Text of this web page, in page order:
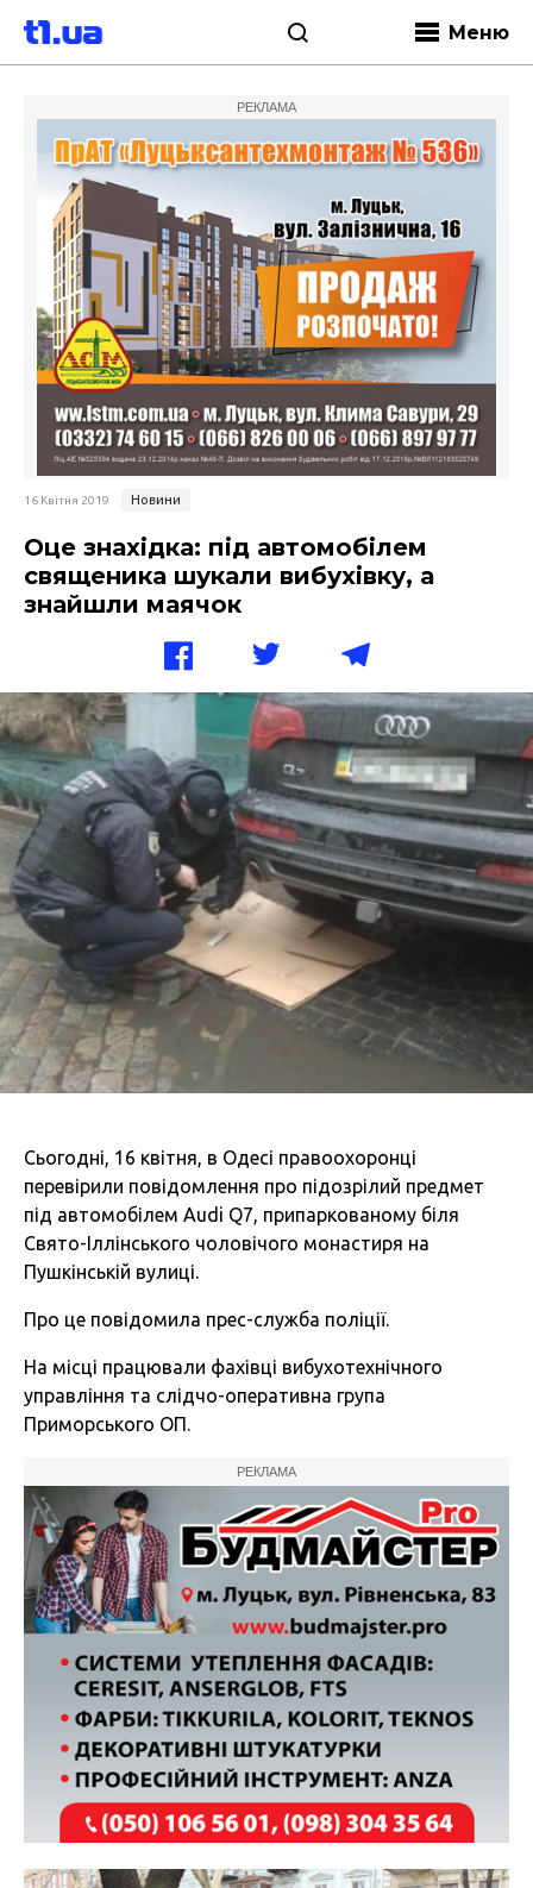
Меню
РЕКЛАМА
16 Квітня 2019 Новини
Оце знахідка: під автомобілем
священика шукали вибухівку, а
знайшли маячок
Сьогодні, 16 квітня, в Одесі правоохоронці
перевірили повідомлення про підозрілий предмет
під автомобілем Audi Q7, припаркованому біля
Свято-Іллінського чоловічого монастиря на
Пушкінській вулиці.
Про це повідомила прес-служба поліції.
На місці працювали фахівці вибухотехнічного
управління та слідчо-оперативна група
Приморського ОП.
РЕКЛАМА